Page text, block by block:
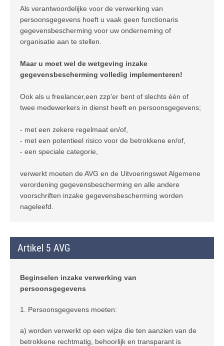
Als verantwoordelijke voor de verwerking van
persoonsgegevens hoeft u vaak geen functionaris
gegevensbescherming voor uw onderneming of
organisatie aan te stellen.
Maar u moet wel de wetgeving inzake
gegevensbescherming volledig implementeren!
Ook als u freelancer,een zzp'er bent of slechts één of
twee medewerkers in dienst heeft en persoonsgegevens;
- met een zekere regelmaat en/of,
- met een potentieel risico voor de betrokkene en/of,
- een speciale categorie,
verwerkt moeten de AVG en de Uitvoeringswet Algemene
verordening gegevensbescherming en alle andere
voorschriften inzake gegevensbescherming worden
nageleefd.
Artikel 5 AVG
Beginselen inzake verwerking van
persoonsgegevens
1. Persoonsgegevens moeten:
a) worden verwerkt op een wijze die ten aanzien van de
betrokkene rechtmatig, behoorlijk en transparant is